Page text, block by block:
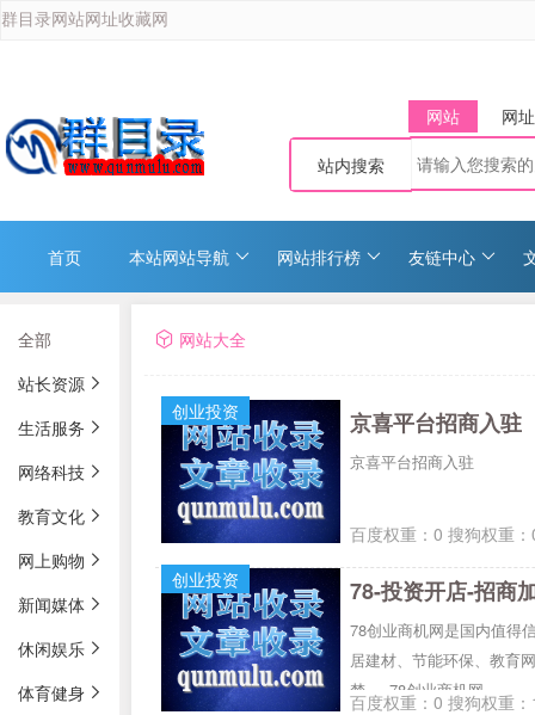
群目录网站网址收藏网
网站 网址
站内搜索
首页 本站网站导航 网站排行榜 友链中心
全部
站长资源
生活服务
网络科技
教育文化
网上购物
新闻媒体
休闲娱乐
体育健身
网站大全
创业投资 京喜平台招商入驻
京喜平台招商入驻
百度权重：0 搜狗权重
创业投资
78-投资开店-招商
78创业商机网是国内值得
居建材、节能环保、教育
梦。_78创业商机网
百度权重：0 搜狗权重